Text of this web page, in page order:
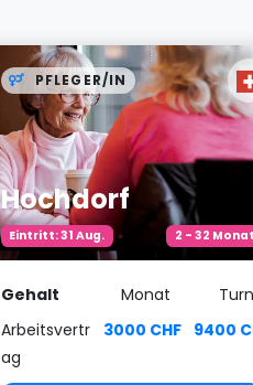
Hochdorf
Eintritt: 31 Aug. 2 - 32
PFLEGER/IN
Gehalt Monat
Arbeitsvertr
ag
3000 CHF 9400